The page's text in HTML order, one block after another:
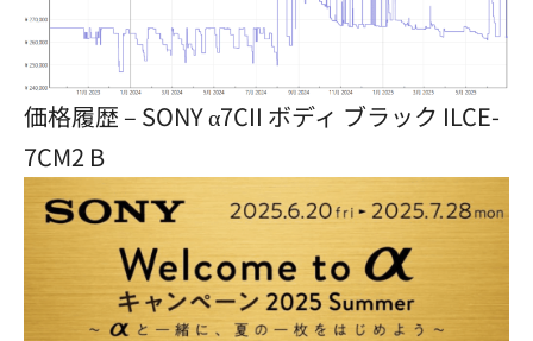
価格履歴 – SONY α7CII ボディ ブラック ILCE-
7CM2 B